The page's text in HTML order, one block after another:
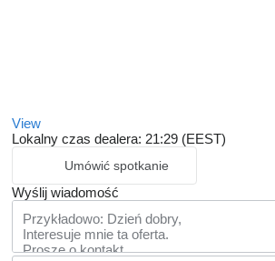
View
Lokalny czas dealera: 21:29 (EEST)
Umówić spotkanie
Wyślij wiadomość